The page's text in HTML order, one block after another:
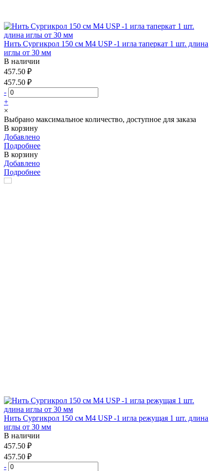
Нить Сургикрол 150 см М4 USP -1 игла таперкат 1 шт. длина
иглы от 30 мм
В наличии
457.50 ₽
457.50 ₽
-
+
×
Выбрано максимальное количество, доступное для заказа
В корзину
Добавлено
Подробнее
В корзину
Добавлено
Подробнее
Нить Сургикрол 150 см М4 USP -1 игла режущая 1 шт. длина
иглы от 30 мм
В наличии
457.50 ₽
457.50 ₽
-